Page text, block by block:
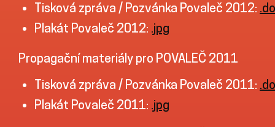
Tisková zpráva / Pozvánka Povaleč 2012:
Plakát Povaleč 2012: .jpg
Propagační materiály pro POVALEČ 2011
Tisková zpráva / Pozvánka Povaleč 2011:
Plakát Povaleč 2011: .jpg